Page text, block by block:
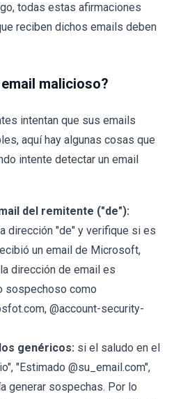
todas estas afirmaciones
reciben dichos emails deben
malicioso?
intentan que sus emails
aquí hay algunas cosas que
intente detectar un email
del remitente ("de"):
dirección "de" y verifique si es
un email de Microsoft,
dirección de email es
sospechoso como
@account-security-
genéricos: si el saludo en el
"Estimado @su_email.com",
generar sospechas. Por lo